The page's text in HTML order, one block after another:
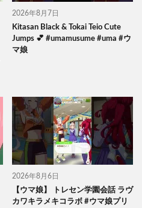
2026年8月7日
Kitasan Black & Tokai Teio Cute
Jumps 💕 #umamusume #uma #ウ
マ娘
2026年8月6日
【ウマ娘】 トレセン学園会話 ラヴ
カワキラメキコラボ #ウマ娘プリ